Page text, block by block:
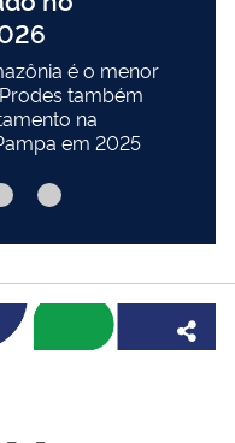
é o menor
também
na
em 2025